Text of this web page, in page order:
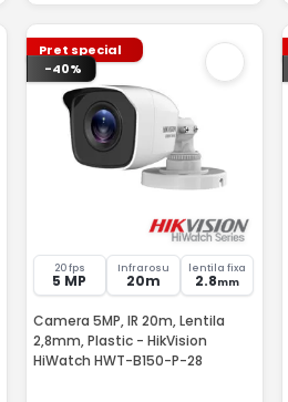
Pret special
-40%
20 fps
5 MP
Infrarosu
20m
lentila fixa
2.8mm
Camera 5MP, IR 20m, Lentila
2,8mm, Plastic - HikVision
HiWatch HWT-B150-P-28